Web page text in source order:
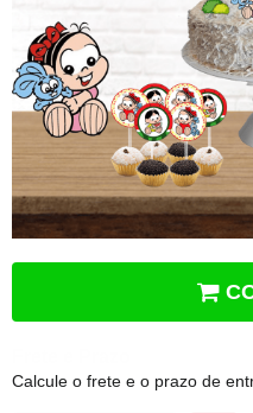
Calcule o frete e o prazo de